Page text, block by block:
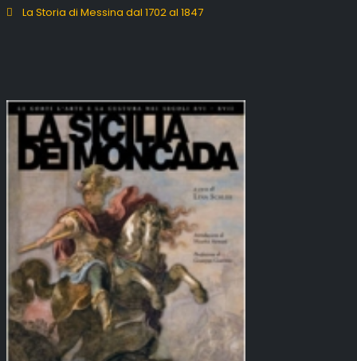
La Storia di Messina dal 1702 al 1847